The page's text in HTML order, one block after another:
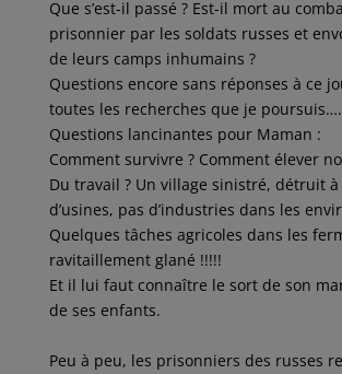
Que s’est-il passé ? Est-il mort au
prisonnier par les soldats russes et
de leurs camps inhumains ?
Questions encore sans réponses à ce
toutes les recherches que je
Questions lancinantes pour Maman :
Comment survivre ? Comment élever
Du travail ? Un village sinistré, détruit à
d’usines, pas d’industries dans les
Quelques tâches agricoles dans les
ravitaillement glané !!!!!
Et il lui faut connaître le sort de son
de ses enfants.
Peu à peu, les prisonniers des russes